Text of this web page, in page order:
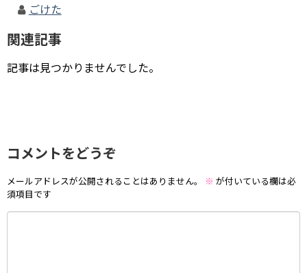
ごけた
関連記事
記事は見つかりませんでした。
コメントをどうぞ
メールアドレスが公開されることはありません。 ※ が付いている欄は必
須項目です